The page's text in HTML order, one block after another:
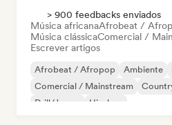
> 900 feedbacks enviados
Música africanaAfrobeat /
Música clássicaComercial /
Escrever artigos
Afrobeat / Afropop Ambiente
Comercial / Mainstream
Drill/Jersey
Hip-hop